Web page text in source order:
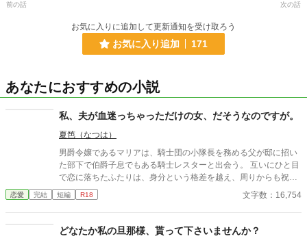
前の話 次の話
お気に入りに追加して更新通知を受け取ろう
お気に入り追加 171
あなたにおすすめの小説
私、夫が血迷っちゃっただけの女、だそうなのですが。
夏笆（なつは）
男爵令嬢であるマリアは、騎士団の小隊長を務める父が邸に招い
た部下で伯爵子息でもある騎士レスターと出会う。 互いにひと目
で恋に落ちたふたりは、身分という格差を越え、周りからも祝福
されて婚姻を結ぶ。 結婚後も変わらず優しいレスターと幸せな毎
日を過ごすマリアだが、閨で感じ過ぎてしまい、レスターに呆れ
睨みつけて来る謎の女性に頭を悩ませていると、その女性がマリ
アに急接近。 レスターと自分は、マリアとレスターが婚姻する前
恋愛 完結 短編 R18 文字数：16,754
どなたか私の旦那様、貰って下さいませんか？